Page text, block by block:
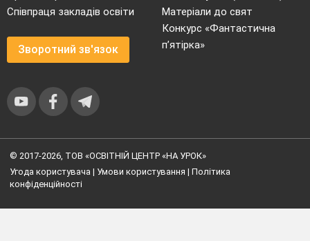
Співпраця закладів освіти
Зворотний зв'язок
Матеріали до свят
Конкурс «Фантастична
п’ятірка»
© 2017-2026, ТОВ «ОСВІТНІЙ ЦЕНТР «НА УРОК»
Угода користувача | Умови користування | Політика
конфіденційності